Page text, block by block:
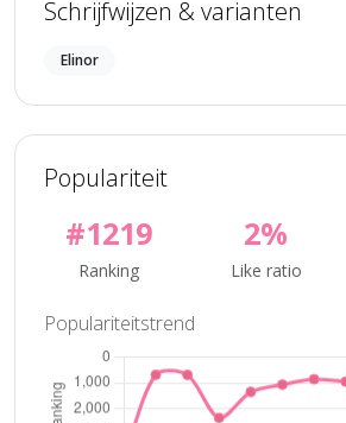
Schrijfwijzen & varianten
Elinor
Populariteit
#1219
Ranking
2%
Like ratio
Populariteitstrend